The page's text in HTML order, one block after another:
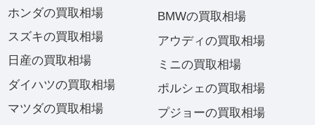
ホンダの買取相場
スズキの買取相場
日産の買取相場
ダイハツの買取相場
マツダの買取相場
BMWの買取相場
アウディの買取相場
ミニの買取相場
ポルシェの買取相場
プジョーの買取相場